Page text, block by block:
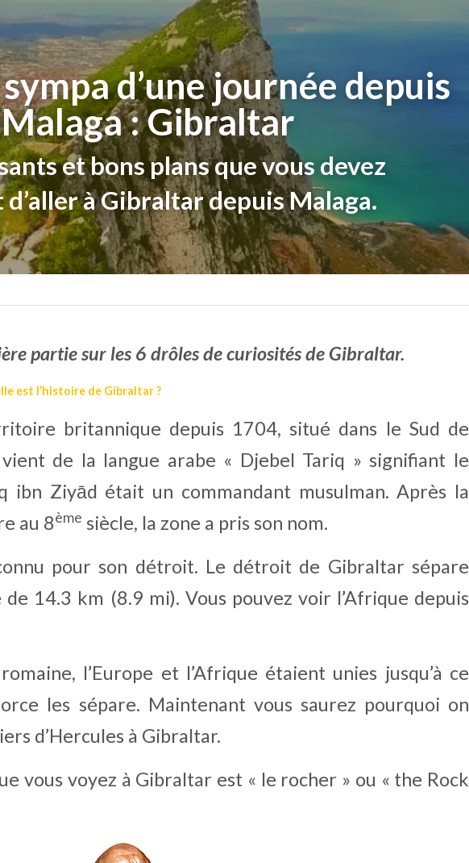
d’une journée depuis
Malaga : Gibraltar
et bons plans que vous devez
à Gibraltar depuis Malaga.
partie sur les 6 drôles de curiosités de Gibraltar.
est l’histoire de Gibraltar ?
britannique depuis 1704, situé dans le Sud de
vient de la langue arabe « Djebel Tariq » signifiant le
ibn Ziyād était un commandant musulman. Après la
au 8ème siècle, la zone a pris son nom.
pour son détroit. Le détroit de Gibraltar sépare
de 14.3 km (8.9 mi). Vous pouvez voir l’Afrique depuis
l’Europe et l’Afrique étaient unies jusqu’à ce
les sépare. Maintenant vous saurez pourquoi on
d’Hercules à Gibraltar.
vous voyez à Gibraltar est « le rocher » ou « the Rock